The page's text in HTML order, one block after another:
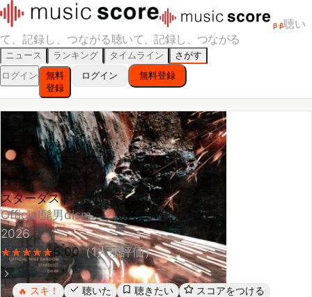
β β聴い
て、記録し、つながる聴いて、記録し、つながる
ニュース ランキング タイムライン
さがす
ログイン
無料
登録
ログイン 無料登録
スターダスト - Single
Official髭男dism
2026
★
★★
★★
★★
★★
★5.00（1人が評価）
🔥 スキ！ 聴いた 聴きたい スコアをつける
レビューする シェア